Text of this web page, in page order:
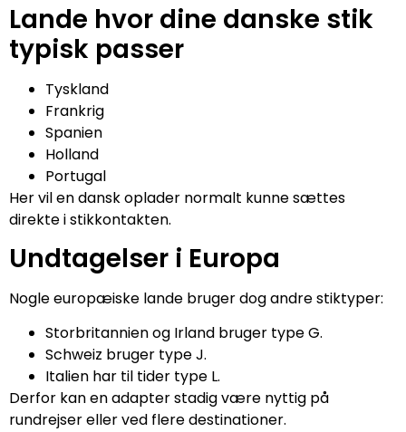
Lande hvor dine danske stik
typisk passer
Tyskland
Frankrig
Spanien
Holland
Portugal
Her vil en dansk oplader normalt kunne sættes
direkte i stikkontakten.
Undtagelser i Europa
Nogle europæiske lande bruger dog andre stiktyper:
Storbritannien og Irland bruger type G.
Schweiz bruger type J.
Italien har til tider type L.
Derfor kan en adapter stadig være nyttig på
rundrejser eller ved flere destinationer.